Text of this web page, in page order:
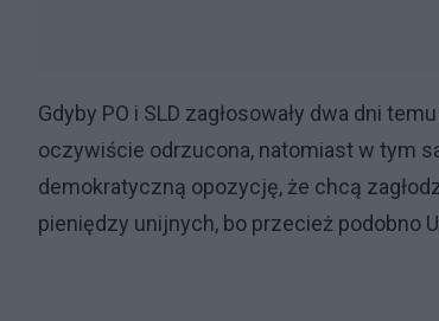
Gdyby PO i SLD zagłosowały dwa dni
oczywiście odrzucona, natomiast w tym
demokratyczną opozycję, że chcą
pieniędzy unijnych, bo przecież podobno